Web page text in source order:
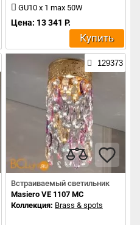
GU10 x 1 max 50W
Цена: 13 341 Р.
Купить
129373
Встраиваемый светильник
Masiero VE 1107 MC
Коллекция: Brass & spots